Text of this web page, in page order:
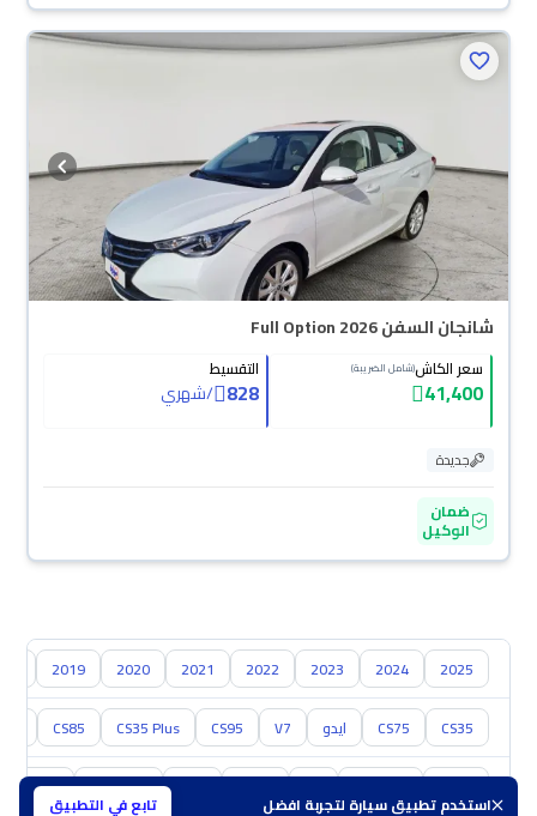
استخدم تطبيق سيارة لتجربة افضل تابع في التطبيق
شانجان السفن Full Option 2026
سعر الكاش(شامل الضريبة)
41,400
التقسيط
828
/شهري
جديدة
ضمان
الوكيل
2025
2024
2023
2022
2021
2020
2019
CS35
CS75 ايدو V7
CS95
CS35 Plus
CS85
سوزوكي هافال